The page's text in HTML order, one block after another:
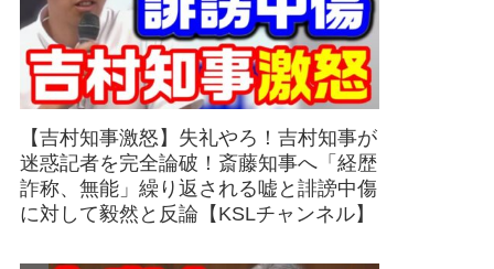
【吉村知事激怒】失礼やろ！吉村知事が
迷惑記者を完全論破！斎藤知事へ「経歴
詐称、無能」繰り返される嘘と誹謗中傷
に対して毅然と反論【KSLチャンネル】